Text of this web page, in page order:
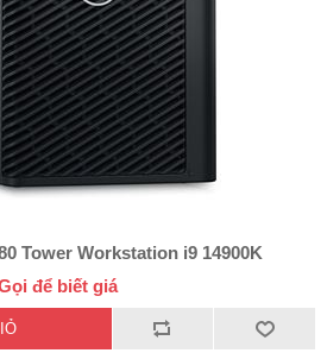
Tower Workstation i9 14900K
để biết giá